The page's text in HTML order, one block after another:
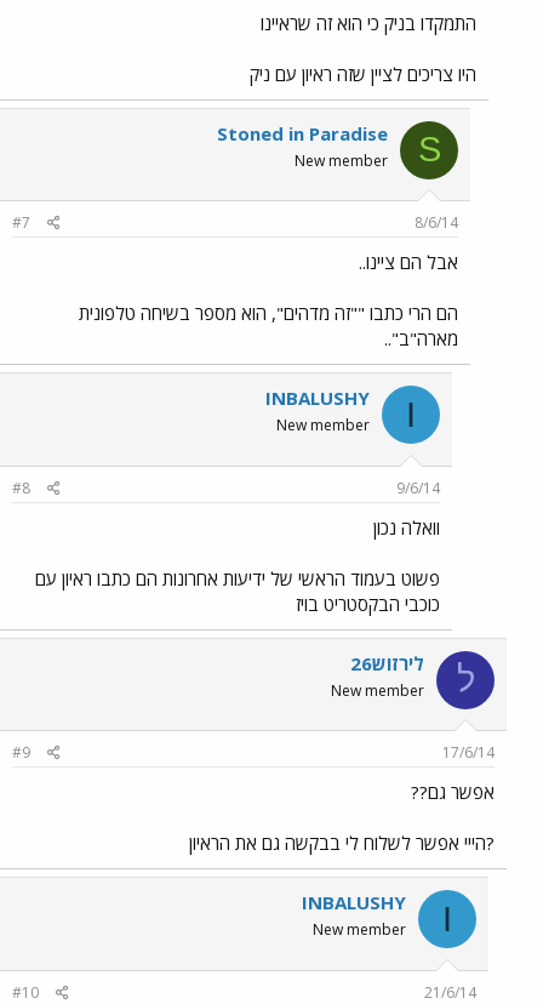
התמקדו בניק כי הוא זה שראיינו
היו צריכים לציין שזה ראיון עם ניק
S
Stoned in Paradise
New member
8/6/14
#7
אבל הם ציינו..
הם הרי כתבו ""זה מדהים", הוא מספר בשיחה טלפונית
מארה"ב"..
I
INBALUSHY
New member
9/6/14
#8
וואלה נכון
פשוט בעמוד הראשי של ידיעות אחרונות הם כתבו ראיון עם
כוכבי הבקסטריט בויז
ל לירזוש26
New member
17/6/14
#9
אפשר גם??
?הייי אפשר לשלוח לי בבקשה גם את הראיון
I
INBALUSHY
New member
21/6/14
#10